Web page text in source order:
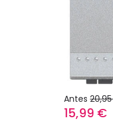
Antes
15,99 €